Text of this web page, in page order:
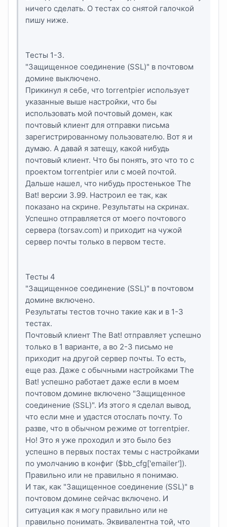
ничего сделать. О тестах со снятой галочкой
пишу ниже.
Тесты 1-3.
"Защищенное соединение (SSL)" в почтовом
домине выключено.
Прикинул я себе, что torrentpier использует
указанные выше настройки, что бы
использовать мой почтовый домен, как
почтовый клиент для отправки письма
зарегистрированному пользователю. Вот я и
думаю. А давай я затещу, какой нибудь
почтовый клиент. Что бы понять, это что то с
проектом torrentpier или с моей почтой.
Дальше нашел, что нибудь простенькое The
Bat! версии 3.99. Настроил ее так, как
показано на скрине. Результаты на скринах.
Успешно отправляется от моего почтового
сервера (torsav.com) и приходит на чужой
сервер почты только в первом тесте.
Тесты 4
"Защищенное соединение (SSL)" в почтовом
домине включено.
Результаты тестов точно такие как и в 1-3
тестах.
Почтовый клиент The Bat! отправляет успешно
только в 1 варианте, а во 2-3 письмо не
приходит на другой сервер почты. То есть,
еще раз. Даже с обычными настройками The
Bat! успешно работает даже если в моем
почтовом домине включено "Защищенное
соединение (SSL)". Из этого я сделал вывод,
что если мне и удастся отослать почту. То
разве, что в обычном режиме от torrentpier.
Но! Это я уже проходил и это было без
успешно в первых постах темы с настройками
по умолчанию в конфиг ($bb_cfg['emailer']).
Правильно или не правильно я понимаю.
И так, как "Защищенное соединение (SSL)" в
почтовом домине сейчас включено. И
ситуация как я могу правильно или не
правильно понимать. Эквивалентна той, что